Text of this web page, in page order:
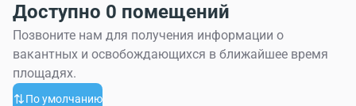
Доступно 0 помещений
Позвоните нам для получения информации о
вакантных и освобождающихся в ближайшее время
площадях.
По умолчанию